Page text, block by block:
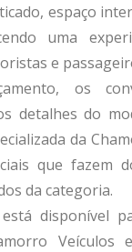
espaço
uma
e
os
detalhes do
da
que fazem
da categoria.
disponível
Veículos